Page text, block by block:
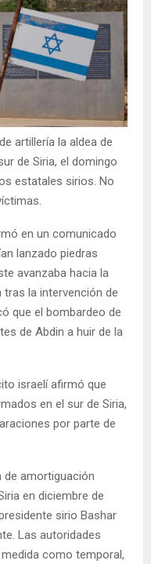
artillería la aldea de
de Siria, el domingo
estatales sirios. No
en un comunicado
lanzado piedras
avanzaba hacia la
la intervención de
que el bombardeo de
de Abdin a huir de la
israelí afirmó que
en el sur de Siria,
por parte de
amortiguación
en diciembre de
sirio Bashar
Las autoridades
como temporal,